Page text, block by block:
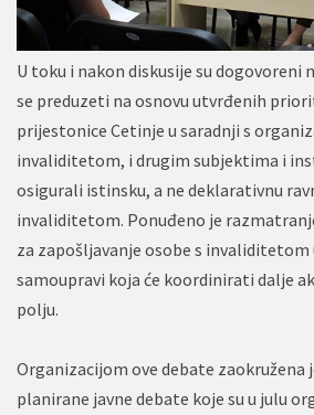
U toku i nakon diskusije su dogovoreni
se preduzeti na osnovu utvrđenih
prijestonice Cetinje u saradnji s
invaliditetom, i drugim subjektima i
osigurali istinsku, a ne deklarativnu
invaliditetom. Ponuđeno je
za zapošljavanje osobe s
samoupravi koja će koordinirati dalje
polju.
Organizacijom ove debate
planirane javne debate koje su u julu